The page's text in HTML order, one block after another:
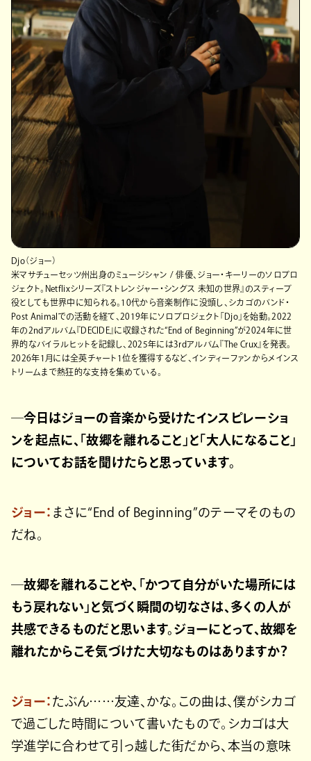
Djo（ジョー）
米マサチューセッツ州出身のミュージシャン / 俳優、ジョー・キーリーのソロプロ
ジェクト。Netflixシリーズ『ストレンジャー・シングス 未知の世界』のスティーブ
役としても世界中に知られる。10代から音楽制作に没頭し、シカゴのバンド・
Post Animalでの活動を経て、2019年にソロプロジェクト「Djo」を始動。2022
年の2ndアルバム『DECIDE』に収録された“End of Beginning”が2024年に世
界的なバイラルヒットを記録し、2025年には3rdアルバム『The Crux』を発表。
2026年1月には全英チャート1位を獲得するなど、インディーファンからメインス
トリームまで熱狂的な支持を集めている。
─今日はジョーの音楽から受けたインスピレーショ
ンを起点に、「故郷を離れること」と「大人になること」
についてお話を聞けたらと思っています。
ジョー： まさに“End of Beginning”のテーマそのもの
だね。
─故郷を離れることや、「かつて自分がいた場所には
もう戻れない」と気づく瞬間の切なさは、多くの人が
共感できるものだと思います。ジョーにとって、故郷を
離れたからこそ気づけた大切なものはありますか？
ジョー： たぶん……友達、かな。この曲は、僕がシカゴ
で過ごした時間について書いたもので。シカゴは大
学進学に合わせて引っ越した街だから、本当の意味